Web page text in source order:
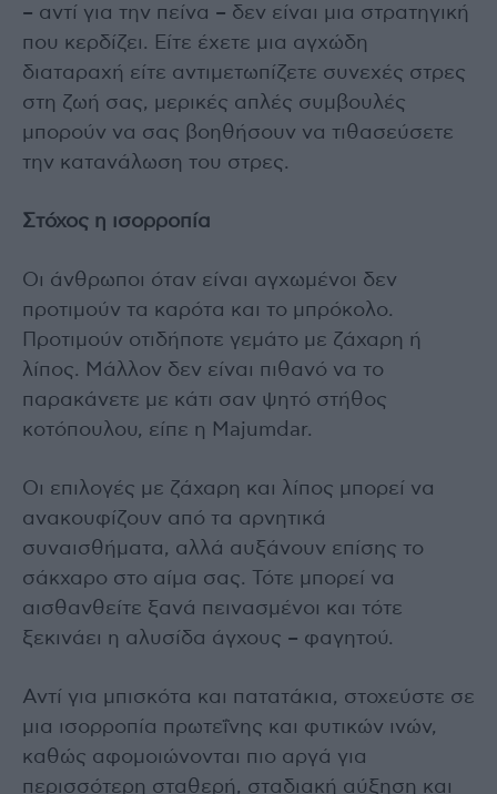
– αντί για την πείνα – δεν είναι μια στρατηγική
που κερδίζει. Είτε έχετε μια αγχώδη
διαταραχή είτε αντιμετωπίζετε συνεχές στρες
στη ζωή σας, μερικές απλές συμβουλές
μπορούν να σας βοηθήσουν να τιθασεύσετε
την κατανάλωση του στρες.
Στόχος η ισορροπία
Οι άνθρωποι όταν είναι αγχωμένοι δεν
προτιμούν τα καρότα και το μπρόκολο.
Προτιμούν οτιδήποτε γεμάτο με ζάχαρη ή
λίπος. Μάλλον δεν είναι πιθανό να το
παρακάνετε με κάτι σαν ψητό στήθος
κοτόπουλου, είπε η Majumdar.
Οι επιλογές με ζάχαρη και λίπος μπορεί να
ανακουφίζουν από τα αρνητικά
συναισθήματα, αλλά αυξάνουν επίσης το
σάκχαρο στο αίμα σας. Τότε μπορεί να
αισθανθείτε ξανά πεινασμένοι και τότε
ξεκινάει η αλυσίδα άγχους – φαγητού.
Αντί για μπισκότα και πατατάκια, στοχεύστε σε
μια ισορροπία πρωτεΐνης και φυτικών ινών,
καθώς αφομοιώνονται πιο αργά για
περισσότερη σταθερή, σταδιακή αύξηση και